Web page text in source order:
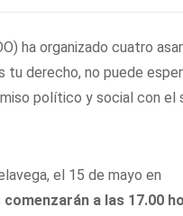
ha organizado cuatro
derecho, no puede
político y social con el
el 15 de mayo en
comenzarán a las 17.00